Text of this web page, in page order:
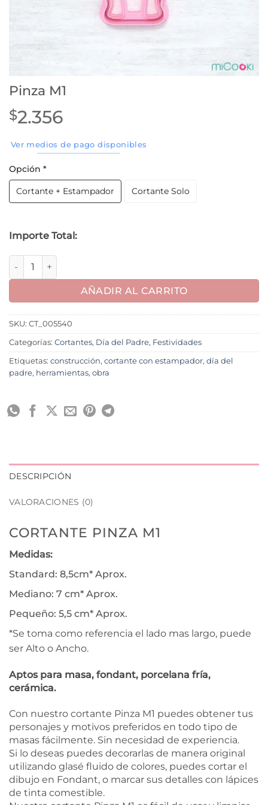
Pinza M1
$2.356
Ver medios de pago disponibles
Opción *
Cortante + Estampador Cortante Solo
Importe Total:
Pinza M1 cantidad
AÑADIR AL CARRITO
SKU: CT_005540
Categorías: Cortantes, Día del Padre, Festividades
Etiquetas: construcción, cortante con estampador, día del
padre, herramientas, obra
DESCRIPCIÓN
VALORACIONES (0)
CORTANTE PINZA M1
Medidas:
Standard: 8,5cm* Aprox.
Mediano: 7 cm* Aprox.
Pequeño: 5,5 cm* Aprox.
*Se toma como referencia el lado mas largo, puede
ser Alto o Ancho.
Aptos para masa, fondant, porcelana fría,
cerámica.
Con nuestro cortante Pinza M1 puedes obtener tus
personajes y motivos preferidos en todo tipo de
masas fácilmente. Sin necesidad de experiencia.
Si lo deseas puedes decorarlas de manera original
utilizando glasé fluido de colores, puedes cortar el
dibujo en Fondant, o marcar sus detalles con lápices
de tinta comestible.